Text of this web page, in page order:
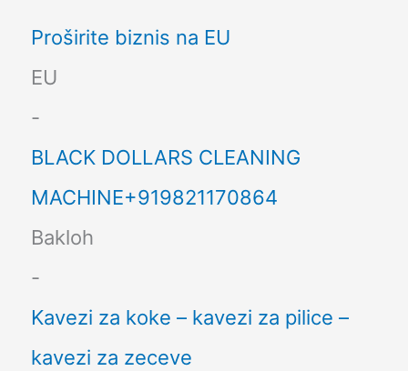
Proširite biznis na EU
EU
-
BLACK DOLLARS CLEANING
MACHINE+919821170864
Bakloh
-
Kavezi za koke – kavezi za pilice –
kavezi za zeceve